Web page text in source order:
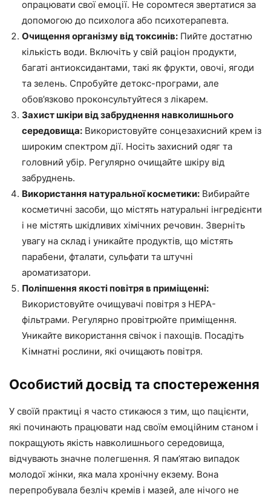
опрацювати свої емоції. Не соромтеся звертатися за
допомогою до психолога або психотерапевта.
Очищення організму від токсинів: Пийте достатню
кількість води. Включіть у свій раціон продукти,
багаті антиоксидантами, такі як фрукти, овочі, ягоди
та зелень. Спробуйте детокс-програми, але
обов’язково проконсультуйтеся з лікарем.
Захист шкіри від забруднення навколишнього
середовища: Використовуйте сонцезахисний крем із
широким спектром дії. Носіть захисний одяг та
головний убір. Регулярно очищайте шкіру від
забруднень.
Використання натуральної косметики: Вибирайте
косметичні засоби, що містять натуральні інгредієнти
і не містять шкідливих хімічних речовин. Зверніть
увагу на склад і уникайте продуктів, що містять
парабени, фталати, сульфати та штучні
ароматизатори.
Поліпшення якості повітря в приміщенні:
Використовуйте очищувачі повітря з HEPA-
фільтрами. Регулярно провітрюйте приміщення.
Уникайте використання свічок і пахощів. Посадіть
Кімнатні рослини, які очищають повітря.
Особистий досвід та спостереження
У своїй практиці я часто стикаюся з тим, що пацієнти,
які починають працювати над своїм емоційним станом і
покращують якість навколишнього середовища,
відчувають значне полегшення. Я пам’ятаю випадок
молодої жінки, яка мала хронічну екзему. Вона
перепробувала безліч кремів і мазей, але нічого не